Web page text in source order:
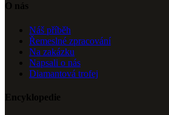
O nás
Náš příběh
Řemeslné zpracování
Na zakázku
Napsali o nás
Diamantová trofej
Encyklopedie